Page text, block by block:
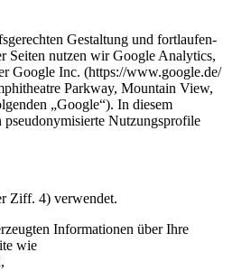
Gestaltung und fortlaufen-
Seiten nutzen wir Google Analytics,
Google Inc. (https://www.google.de/
Parkway, Mountain View,
„Google“). In diesem
pseudonymisierte Nutzungsprofile
Ziff. 4) verwendet.
Informationen über Ihre
wie